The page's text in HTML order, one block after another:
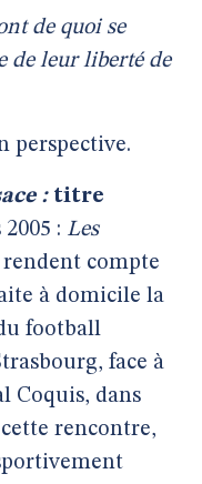
de quoi se
de leur liberté de
perspective.
: titre
: Les
compte
à domicile la
football
face à
Coquis, dans
rencontre,